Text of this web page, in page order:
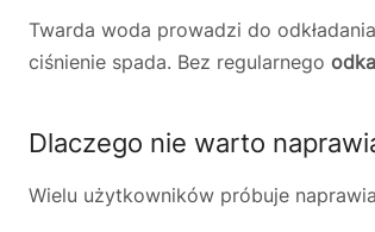
Twarda woda prowadzi do
ciśnienie spada. Bez regularnego
Dlaczego nie warto
Wielu użytkowników próbuje